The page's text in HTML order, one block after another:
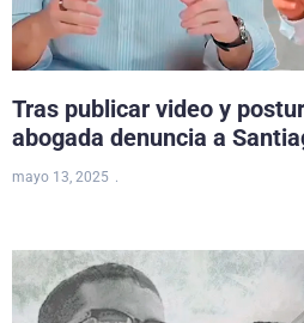
Tras publicar video y
abogada denuncia a
mayo 13, 2025